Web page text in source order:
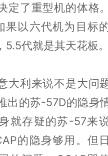
定了重型机的体格
果以六代机为目标
代就是其天花板。
大利来说不是大问
出的苏-57D的隐身
就存疑的苏-57来
的隐身够用。但